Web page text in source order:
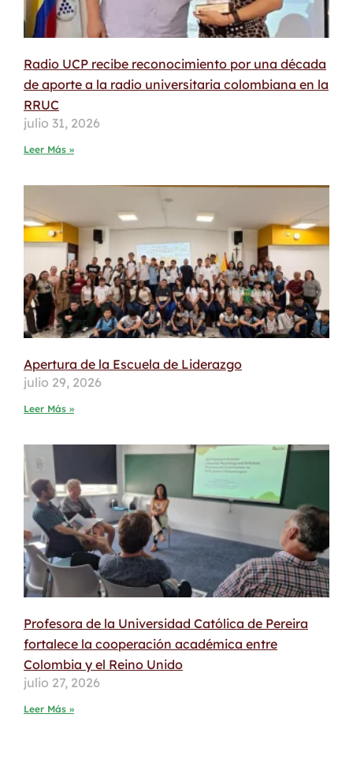
Radio UCP recibe reconocimiento por una década
de aporte a la radio universitaria colombiana en la
RRUC
julio 31, 2026
Leer Más »
Apertura de la Escuela de Liderazgo
julio 29, 2026
Leer Más »
Profesora de la Universidad Católica de Pereira
fortalece la cooperación académica entre
Colombia y el Reino Unido
julio 27, 2026
Leer Más »